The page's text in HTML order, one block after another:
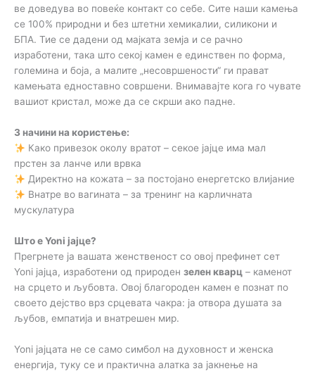
ве доведува во повеќе контакт со себе. Сите наши камења
се 100% природни и без штетни хемикалии, силикони и
БПА. Тие се дадени од мајката земја и се рачно
изработени, така што секој камен е единствен по форма,
големина и боја, а малите „несовршености“ ги прават
камењата едноставно совршени. Внимавајте кога го чувате
вашиот кристал, може да се скрши ако падне.
3 начини на користење:
Како привезок околу вратот – секое јајце има мал
прстен за ланче или врвка
Директно на кожата – за постојано енергетско влијание
Внатре во вагината – за тренинг на карличната
мускулатура
Што е Yoni јајце?
Прегрнете ја вашата женственост со овој префинет сет
Yoni јајца, изработени од природен зелен кварц – каменот
на срцето и љубовта. Овој благороден камен е познат по
своето дејство врз срцевата чакра: ја отвора душата за
љубов, емпатија и внатрешен мир.
Yoni јајцата не се само симбол на духовност и женска
енергија, туку се и практична алатка за јакнење на